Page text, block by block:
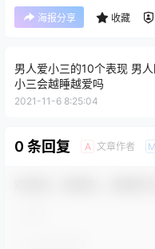
海报分享 收藏
男人爱小三的10个表现 男
小三会越睡越爱吗
2021-11-6 8:25:04
0 条回复 A 文章作者 M